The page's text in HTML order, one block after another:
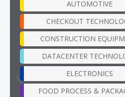
AUTOMOTIVE
CHECKOUT
CONSTRUCTION
DATACENTER
ELECTRONICS
FOOD PROCESS &